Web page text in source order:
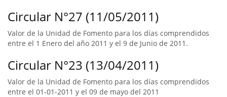
Circular N°27 (11/05/2011)
Valor de la Unidad de Fomento para los días comprendidos
entre el 1 Enero del año 2011 y el 9 de Junio de 2011.
Circular N°23 (13/04/2011)
Valor de la Unidad de Fomento para los días comprendidos
entre el 01-01-2011 y el 09 de mayo del 2011